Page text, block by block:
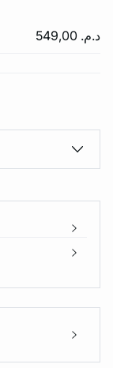
د.م. 549,00